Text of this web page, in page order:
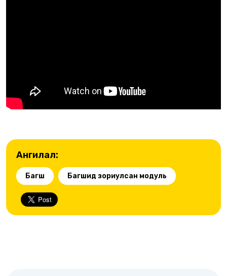
Ангилал:
Багш Багшид зориулсан модуль